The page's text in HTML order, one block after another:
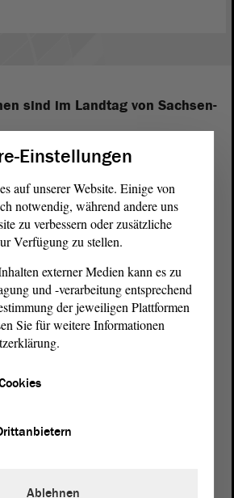
sind im Landtag von Sachsen-
Anhalt
Einstellungen
auf unserer Website. Einige von
notwendig, während andere uns
zu verbessern oder zusätzliche
Verfügung zu stellen.
externer Medien kann es zu
und -verarbeitung entsprechend
der jeweiligen Plattformen
Sie für weitere Informationen
Ablehnen